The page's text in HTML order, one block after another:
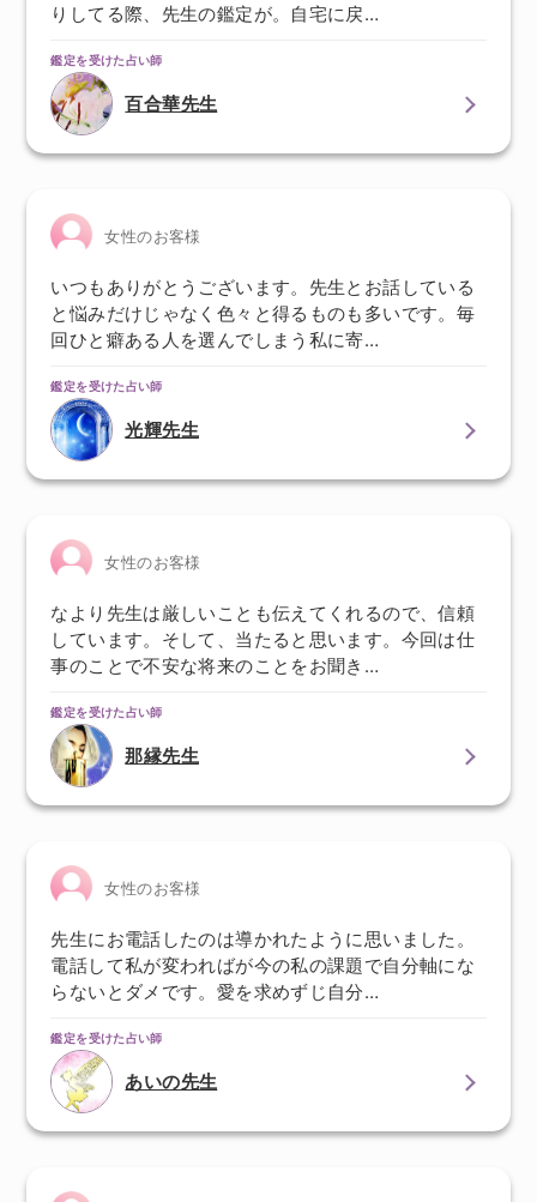
りしてる際、先生の鑑定が。自宅に戻…
鑑定を受けた占い師
百合華先生
女性のお客様
いつもありがとうございます。先生とお話している
と悩みだけじゃなく色々と得るものも多いです。毎
回ひと癖ある人を選んでしまう私に寄…
鑑定を受けた占い師
光輝先生
女性のお客様
なより先生は厳しいことも伝えてくれるので、信頼
しています。そして、当たると思います。今回は仕
事のことで不安な将来のことをお聞き…
鑑定を受けた占い師
那縁先生
女性のお客様
先生にお電話したのは導かれたように思いました。
電話して私が変わればが今の私の課題で自分軸にな
らないとダメです。愛を求めずじ自分…
鑑定を受けた占い師
あいの先生